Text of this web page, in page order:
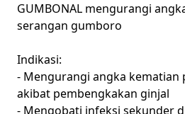
GUMBONAL mengurangi
serangan gumboro
Indikasi:
- Mengurangi angka kematian
akibat pembengkakan ginjal
- Mengobati infeksi sekunder